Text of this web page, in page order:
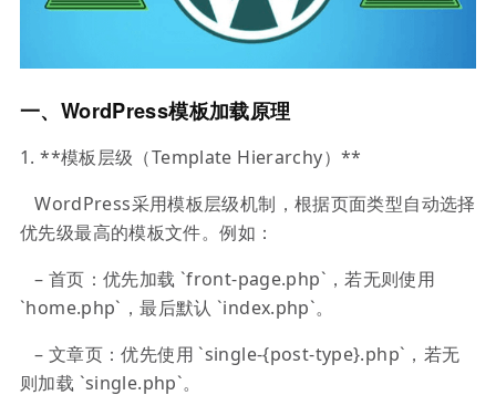
一、WordPress模板加载原理
1. **模板层级（Template Hierarchy）**
WordPress采用模板层级机制，根据页面类型自动选择
优先级最高的模板文件。例如：
– 首页：优先加载 `front-page.php`，若无则使用
`home.php`，最后默认 `index.php`。
– 文章页：优先使用 `single-{post-type}.php`，若无
则加载 `single.php`。